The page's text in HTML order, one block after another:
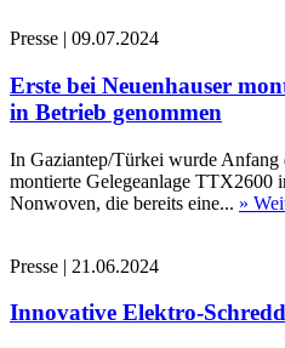
Presse | 09.07.2024
Erste bei Neuenhauser
in Betrieb genommen
In Gaziantep/Türkei wurde Anfang
montierte Gelegeanlage TTX2600
Nonwoven, die bereits eine... »
Presse | 21.06.2024
Innovative Elektro-